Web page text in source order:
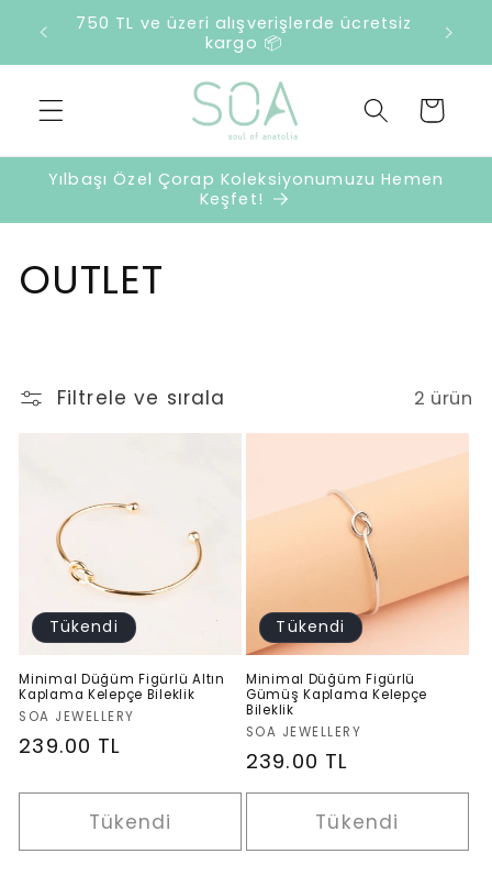
İçeriğe
atla
750 TL ve üzeri alışverişlerde ücretsiz
kargo 📦
2500
Sepet
Yılbaşı Özel Çorap Koleksiyonumuzu Hemen
Keşfet!
K
l
e
y
o
n
:
OUTLET
Filtrele ve sırala 2 ürün
Tükendi
Minimal Düğüm Figürlü Altın
Kaplama Kelepçe Bileklik
Satıcı:
SOA JEWELLERY
Normal
239.00 TL
Tükendi
Tükendi
Minimal Düğüm Figürlü
Gümüş Kaplama Kelepçe
Bileklik
Satıcı:
SOA JEWELLERY
Normal
fiyat
239.00 TL
Tükendi